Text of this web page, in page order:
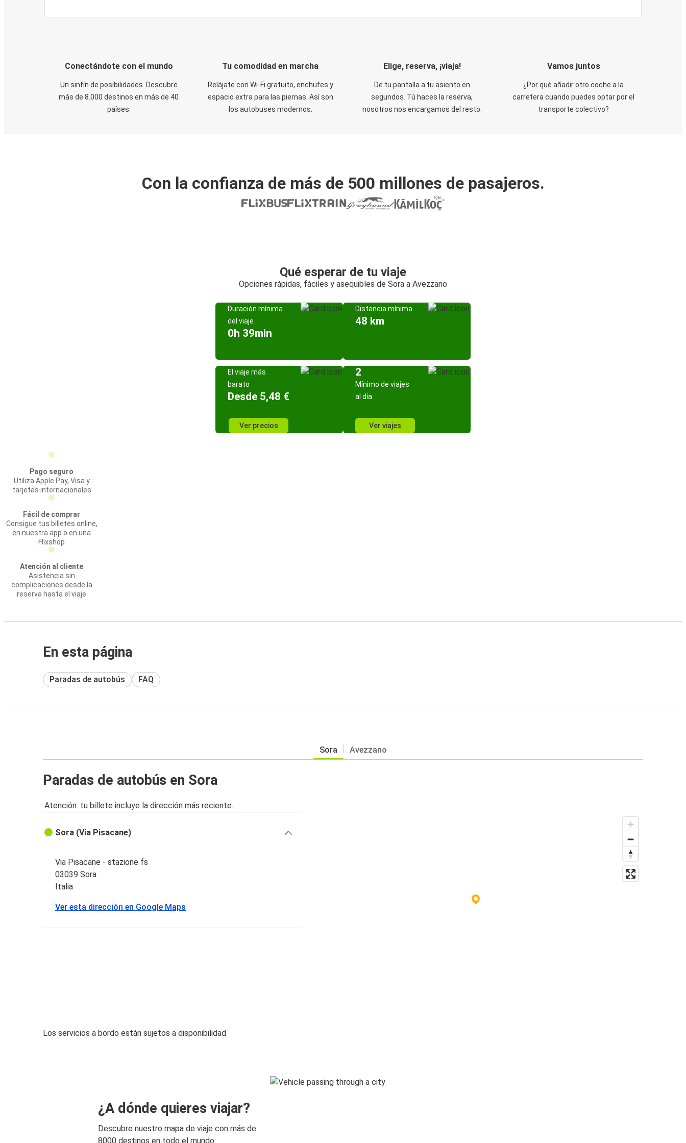
Conectándote con el mundo
Un sinfín de posibilidades. Descubre
más de 8.000 destinos en más de 40
países.
Tu comodidad en marcha
Relájate con Wi-Fi gratuito, enchufes y
espacio extra para las piernas. Así son
los autobuses modernos.
Elige, reserva, ¡viaja!
De tu pantalla a tu asiento en
segundos. Tú haces la reserva,
nosotros nos encargamos del resto.
Vamos juntos
¿Por qué añadir otro coche a la
carretera cuando puedes optar por el
transporte colectivo?
Con la confianza de más de 500 millones de pasajeros.
Qué esperar de tu viaje
Opciones rápidas, fáciles y asequibles de Sora a Avezzano
Duración mínima
del viaje
0h 39min
Distancia mínima
48 km
El viaje más
barato
Desde 5,48 €
Ver precios
2
Mínimo de viajes
al día
Ver viajes
Pago seguro
Utiliza Apple Pay, Visa y
tarjetas internacionales
Fácil de comprar
Consigue tus billetes online,
en nuestra app o en una
Flixshop
Atención al cliente
Asistencia sin
complicaciones desde la
reserva hasta el viaje
En esta página
Paradas de autobús FAQ
Sora Avezzano
Paradas de autobús en Sora
Atención: tu billete incluye la dirección más reciente.
Sora (Via Pisacane)
Via Pisacane - stazione fs
03039 Sora
Italia
Ver esta dirección en Google Maps
Los servicios a bordo están sujetos a disponibilidad
¿A dónde quieres viajar?
Descubre nuestro mapa de viaje con más de
8000 destinos en todo el mundo.